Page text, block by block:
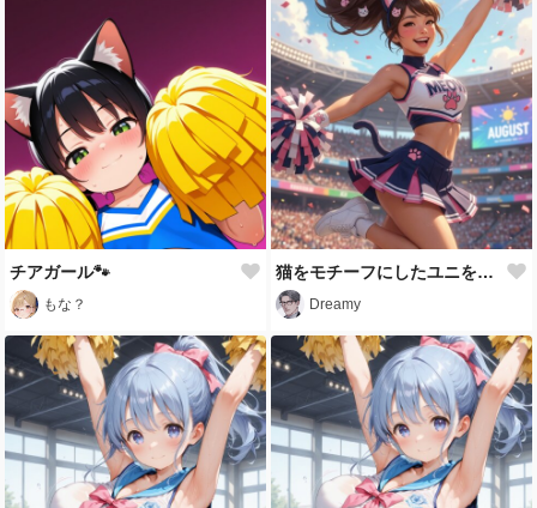
チアガール🐾
もな？
猫をモチーフにしたユニを着て応援
Dreamy